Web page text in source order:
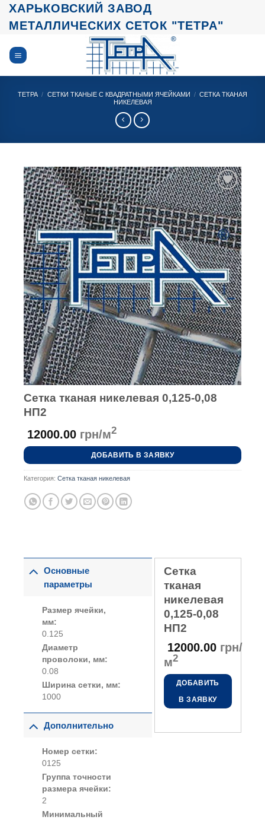
Skip
content
ХАРЬКОВСКИЙ ЗАВОД
МЕТАЛЛИЧЕСКИХ СЕТОК "ТЕТРА"
ТЕТРА / СЕТКИ ТКАНЫЕ С КВАДРАТНЫМИ ЯЧЕЙКАМИ / СЕТКА ТКАНАЯ
НИКЕЛЕВАЯ
Сетка тканая никелевая 0,125-0,08
НП2
12000.00 грн/м2
ДОБАВИТЬ В ЗАЯВКУ
Категория: Сетка тканая никелевая
Сетка
тканая
никелевая
0,125-0,08
НП2
12000.00грн/
м2
ДОБАВИТЬ
В ЗАЯВКУ
Основные
параметры
Размер ячейки,
мм:
0.125
Диаметр
проволоки, мм:
0.08
Ширина сетки, мм:
1000
Дополнительно
Номер сетки:
0125
Группа точности
размера ячейки:
2
Минимальный